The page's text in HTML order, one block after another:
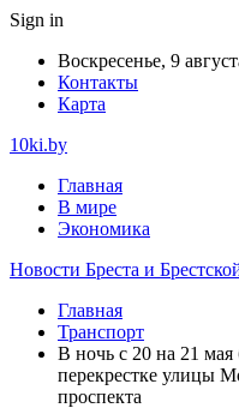
Sign in
Воскресенье, 9
Контакты
Карта
10ki.by
Главная
В мире
Экономика
Новости Бреста и
Главная
Транспорт
В ночь с 20 на 21 мая
перекрестке улицы
проспекта